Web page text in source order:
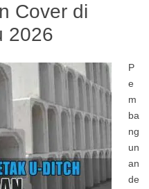
Cover di
2026
P
e
m
ba
ng
un
an
de